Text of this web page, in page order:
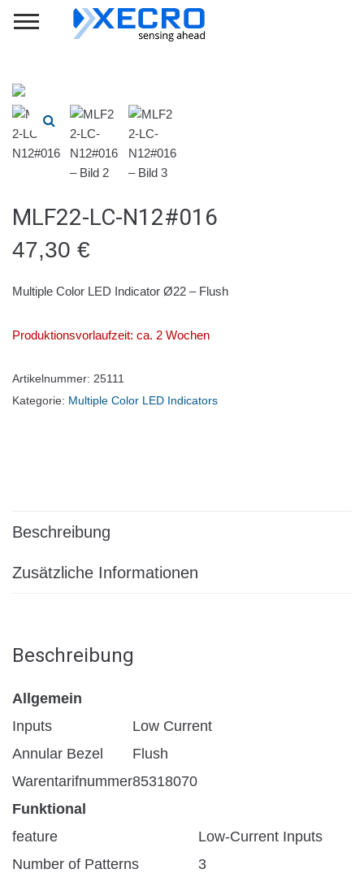
MLF22-LC-N12#016
47,30 €
Multiple Color LED Indicator Ø22 – Flush
Produktionsvorlaufzeit: ca. 2 Wochen
Artikelnummer: 25111
Kategorie: Multiple Color LED Indicators
Beschreibung
Zusätzliche Informationen
Beschreibung
Allgemein
Inputs
Low Current
Annular Bezel
Flush
Warentarifnummer85318070
Funktional
feature
Low-Current Inputs
Number of Patterns
3